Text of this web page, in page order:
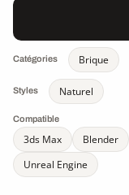
Catégories Brique
Styles Naturel
Compatible
3ds Max Blender
Unreal Engine